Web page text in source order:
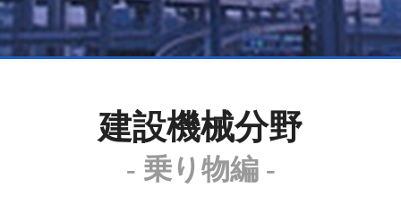
建設機械分野
- 乗り物編 -